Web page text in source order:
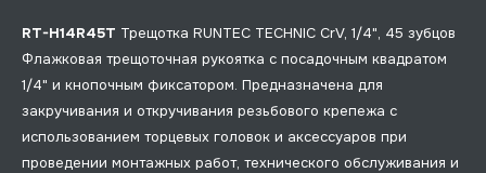
RT-H14R45T Трещотка RUNTEC TECHNIC CrV, 1/4", 45 зубцов
Флажковая трещоточная рукоятка с посадочным квадратом
1/4" и кнопочным фиксатором. Предназначена для
закручивания и откручивания резьбового крепежа с
использованием торцевых головок и аксессуаров при
проведении монтажных работ, технического обслуживания и